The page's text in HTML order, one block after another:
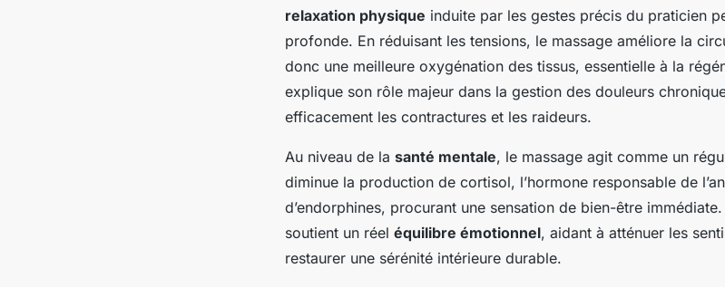
relaxation physique induite par les gestes précis du praticien
profonde. En réduisant les tensions, le massage améliore la
donc une meilleure oxygénation des tissus, essentielle à la
explique son rôle majeur dans la gestion des douleurs
efficacement les contractures et les raideurs.
Au niveau de la santé mentale, le massage agit comme un
diminue la production de cortisol, l’hormone responsable de
d’endorphines, procurant une sensation de bien-être
soutient un réel équilibre émotionnel, aidant à atténuer les
restaurer une sérénité intérieure durable.